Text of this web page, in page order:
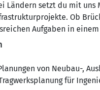
Ländern setzt du mit uns
Ob
Aufgaben in
von Neubau-,
für